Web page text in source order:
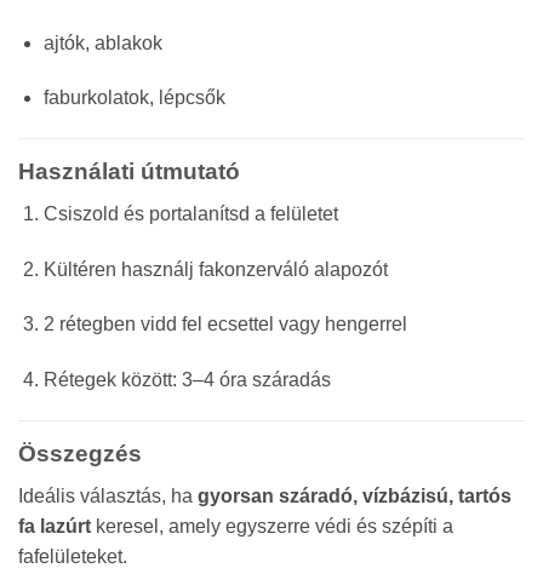
ajtók, ablakok
faburkolatok, lépcsők
Használati útmutató
Csiszold és portalanítsd a felületet
Kültéren használj fakonzerváló alapozót
2 rétegben vidd fel ecsettel vagy hengerrel
Rétegek között: 3–4 óra száradás
Összegzés
Ideális választás, ha gyorsan száradó, vízbázisú, tartós
fa lazúrt keresel, amely egyszerre védi és szépíti a
fafelületeket.